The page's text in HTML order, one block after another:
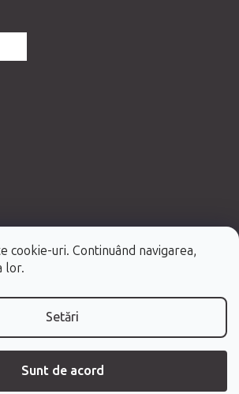
cookie-uri. Continuând navigarea,
lor.
Setări
Sunt de acord
Creat de Shoptet Premium